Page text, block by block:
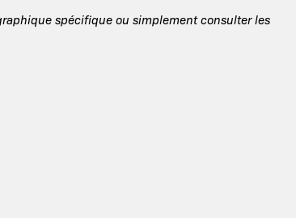
spécifique ou simplement consulter les